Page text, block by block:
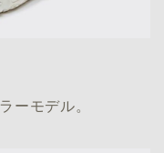
ーモデル。